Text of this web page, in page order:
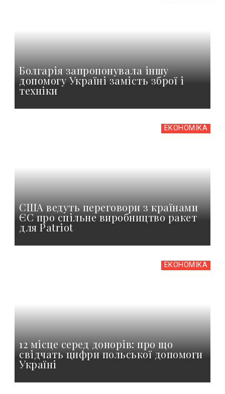
Болгарія запропонувала іншу
допомогу Україні замість зброї і
техніки
ЕКОНОМІКА
США ведуть переговори з країнами
ЄС про спільне виробництво ракет
для Patriot
ЕКОНОМІКА
12 місце серед донорів: про що
свідчать цифри польської допомоги
Україні